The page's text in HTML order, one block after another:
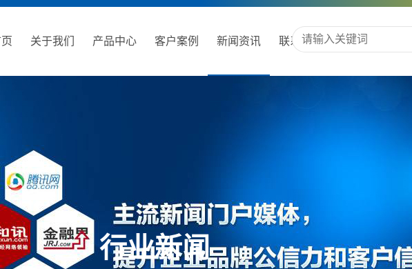
关于我们 产品中心 客户案例 新闻资讯 联系我们
行业新闻